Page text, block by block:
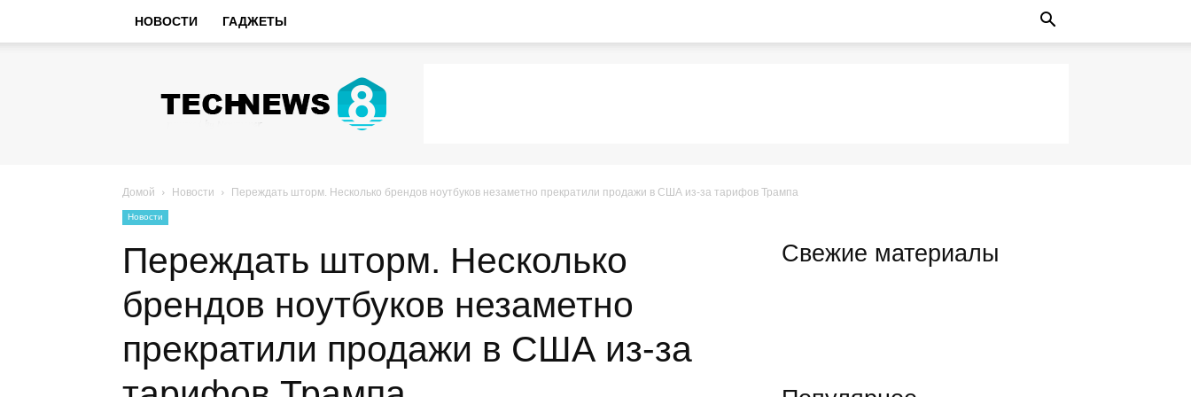
НОВОСТИ ГАДЖЕТЫ
Новости
Домой Новости Переждать шторм. Несколько брендов ноутбуков незаметно прекратили продажи в США из-за тарифов Трампа
Новости
Переждать шторм. Несколько
брендов ноутбуков незаметно
прекратили продажи в США из-за
Свежие материалы